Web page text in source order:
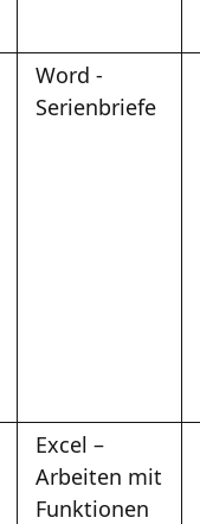
Word -
Serienbriefe
Excel –
Arbeiten mit
Funktionen